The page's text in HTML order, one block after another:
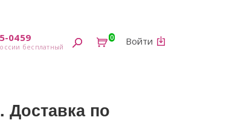
Войти
0
0459
Доставка по